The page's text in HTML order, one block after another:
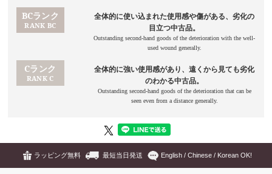
ラッピング無料 最短当日発送 English / Chinese / Korean OK!